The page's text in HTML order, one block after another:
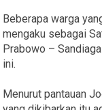
Beberapa warga
mengaku sebagai
Prabowo –
ini.
Menurut pantauan